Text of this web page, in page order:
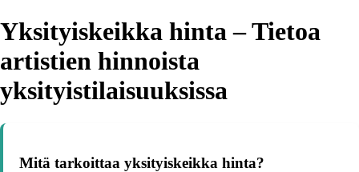
Yksityiskeikka hinta – Tietoa
artistien hinnoista
yksityistilaisuuksissa
Mitä tarkoittaa yksityiskeikka hinta?